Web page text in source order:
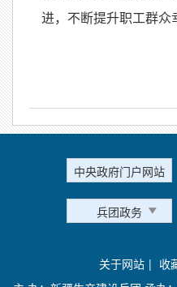
进，不断提升职工群众
中央政府门户网站
兵团政务
关于网站 | 收